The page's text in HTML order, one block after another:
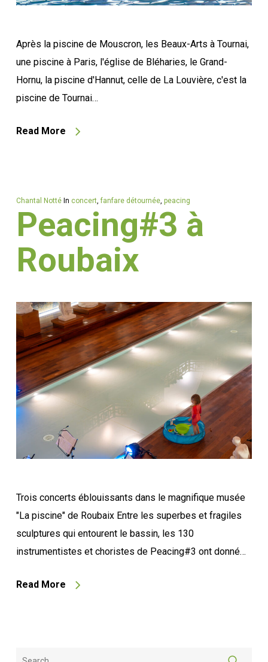
Après la piscine de Mouscron, les Beaux-Arts à Tournai,
une piscine à Paris, l'église de Bléharies, le Grand-
Hornu, la piscine d'Hannut, celle de La Louvière, c'est la
piscine de Tournai…
Read More
Chantal Notté In concert,fanfare détournée, peacing
Peacing#3 à
Roubaix
Trois concerts éblouissants dans le magnifique musée
"La piscine" de Roubaix Entre les superbes et fragiles
sculptures qui entourent le bassin, les 130
instrumentistes et choristes de Peacing#3 ont donné…
Read More